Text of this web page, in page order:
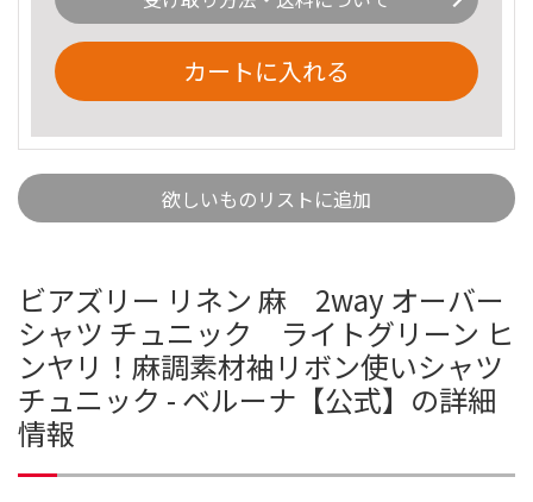
カートに入れる
欲しいものリストに追加
ビアズリー リネン 麻 2way オーバー
シャツ チュニック ライトグリーン ヒ
ンヤリ！麻調素材袖リボン使いシャツ
チュニック - ベルーナ【公式】の詳細
情報